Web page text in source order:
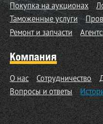
Покупка на аукционах
Таможенные услуги
Ремонт и запчасти
Компания
О нас Сотрудничество
Вопросы и ответы